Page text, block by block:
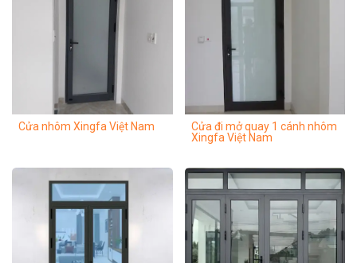
Cửa nhôm Xingfa Việt Nam
Cửa đi mở quay 1 cánh nhôm
Xingfa Việt Nam